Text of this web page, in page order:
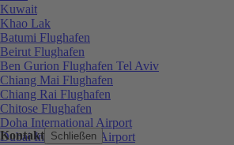
Kontakt Schließen
Kuwait
Khao Lak
Batumi Flughafen
Beirut Flughafen
Ben Gurion Flughafen Tel Aviv
Chiang Mai Flughafen
Chiang Rai Flughafen
Chitose Flughafen
Doha International Airport
Dubai International Airport